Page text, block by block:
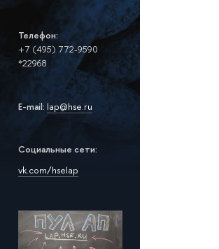
Телефон:
+7 (495) 772-9590
*22968
E-mail: lap@hse.ru
Социальные сети:
vk.com/hselap